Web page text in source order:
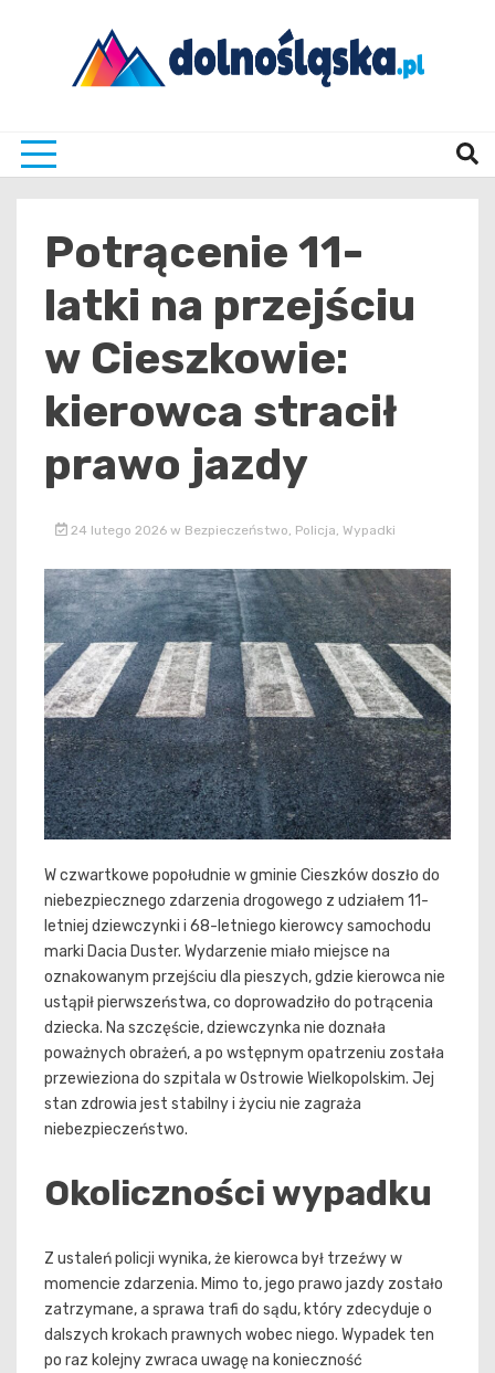
Potrącenie 11-
latki na przejściu
w Cieszkowie:
kierowca stracił
prawo jazdy
24 lutego 2026 w Bezpieczeństwo Policja Wypadki
W czwartkowe popołudnie w gminie Cieszków doszło do
niebezpiecznego zdarzenia drogowego z udziałem 11-
letniej dziewczynki i 68-letniego kierowcy samochodu
marki Dacia Duster. Wydarzenie miało miejsce na
oznakowanym przejściu dla pieszych, gdzie kierowca nie
ustąpił pierwszeństwa, co doprowadziło do potrącenia
dziecka. Na szczęście, dziewczynka nie doznała
poważnych obrażeń, a po wstępnym opatrzeniu została
przewieziona do szpitala w Ostrowie Wielkopolskim. Jej
stan zdrowia jest stabilny i życiu nie zagraża
niebezpieczeństwo.
Okoliczności wypadku
Z ustaleń policji wynika, że kierowca był trzeźwy w
momencie zdarzenia. Mimo to, jego prawo jazdy zostało
zatrzymane, a sprawa trafi do sądu, który zdecyduje o
dalszych krokach prawnych wobec niego. Wypadek ten
po raz kolejny zwraca uwagę na konieczność